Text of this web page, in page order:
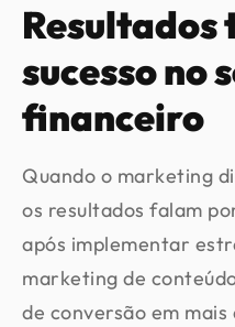
Resultados
sucesso no
financeiro
Quando o marketing
os resultados falam
após implementar
marketing de
de conversão em mais